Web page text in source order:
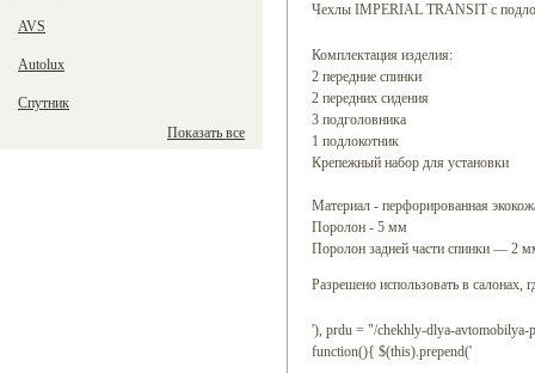
AVS
Autolux
Спутник
Показать все
Чехлы IMPERIAL TRANSIT с
Комплектация изделия:
2 передние спинки
2 передних сидения
3 подголовника
1 подлокотник
Крепежный набор для установки
Материал - перфорированная
Поролон - 5 мм
Поролон задней части спинки — 2
Разрешено использовать в салонах,
'), prdu = "/chekhly-dlya-
function(){ $(this).prepend('